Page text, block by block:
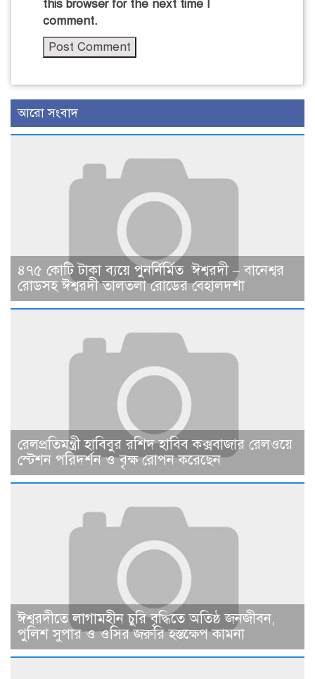
this browser for the next time I
comment.
আরো সংবাদ
৪৭৫ কোটি টাকা ব্যয়ে পুনর্নির্মিত ঈশ্বরদী – বানেশ্বর
রোডসহ ঈশ্বরদী তালতলা রোডের বেহালদশা
রেলপ্রতিমন্ত্রী হাবিবুর রশিদ হাবিব কক্সবাজার রেলওয়ে
স্টেশন পরিদর্শন ও বৃক্ষ রোপন করেছেন
ঈশ্বরদীতে লাগামহীন চুরি বৃদ্ধিতে অতিষ্ঠ জনজীবন,
পুলিশ সুপার ও ওসির জরুরি হস্তক্ষেপ কামনা ​